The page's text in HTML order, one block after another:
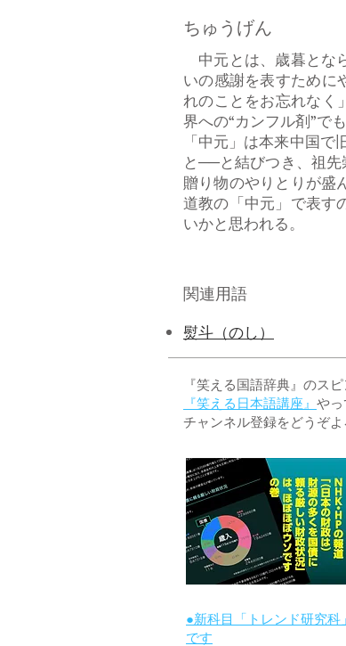
ちゅうげん
中元とは、歳暮とな
いの感謝を表すために
れのことをお忘れなく
界への“カンフル剤”でも
「中元」は本来中国
と──と結びつき、祖
贈り物のやりとりが盛
道教の「中元」で表す
いかと思われる。
関連用語
熨斗（のし）
『笑える国語辞典』のス
『笑える日本語講座』 やっ
チャンネル登録をどうぞよ
●新科目「トレンド研究
です